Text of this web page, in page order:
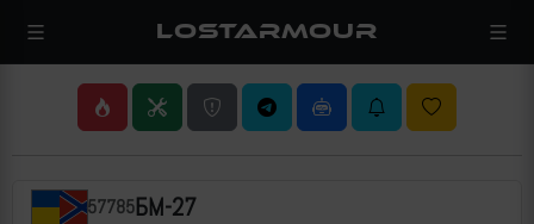
LOSTARMOUR
57785БМ-27